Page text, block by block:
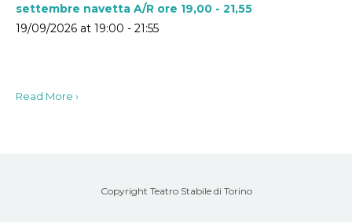
settembre navetta A/R ore 19,00 - 21,55
19/09/2026 at 19:00 - 21:55
Read More ›
Copyright Teatro Stabile di Torino